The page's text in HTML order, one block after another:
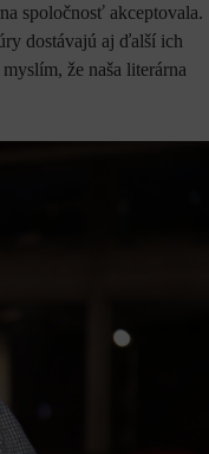
spoločnosť akceptovala.
dostávajú aj ďalší ich
že naša literárna